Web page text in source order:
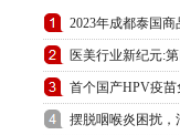
2023年成都泰国
围观
医美行业新纪元:
China大会引领创
首个国产HPV疫苗
保护率100%
摆脱咽喉炎困扰，